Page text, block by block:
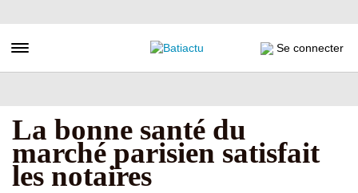
au
principal
Toggle navigation Se connecter
La bonne santé du
marché parisien satisfait
les notaires